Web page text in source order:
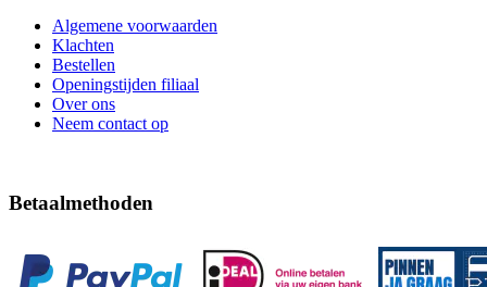
Algemene voorwaarden
Klachten
Bestellen
Openingstijden filiaal
Over ons
Neem contact op
Betaalmethoden